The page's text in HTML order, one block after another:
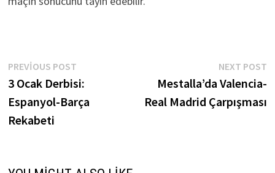
Yazı
gezinmesi
PREVIOUS POSTPrevious
post:
3 Ocak Derbisi:
Espanyol-Barça
Rekabeti
NEXT POST
Mestalla’da Valencia-
Real Madrid Çarpışması